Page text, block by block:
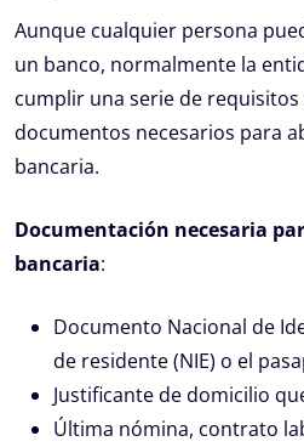
Aunque cualquier persona
un banco, normalmente la
cumplir una serie de
documentos necesarios para
bancaria.
Documentación necesaria
bancaria:
Documento Nacional de
de residente (NIE) o el
Justificante de domicilio
Última nómina, contrato